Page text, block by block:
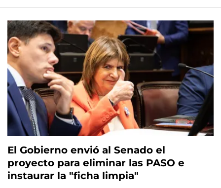
El Gobierno envió al Senado el
proyecto para eliminar las PASO e
instaurar la "ficha limpia"